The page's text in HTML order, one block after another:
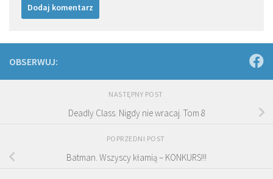
OBSERWUJ:
NASTĘPNY POST
Deadly Class. Nigdy nie wracaj. Tom 8
POPRZEDNI POST
Batman. Wszyscy kłamią – KONKURS!!!